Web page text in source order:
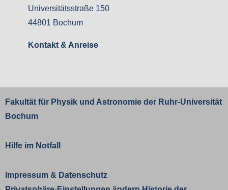
Universitätsstraße 150
44801 Bochum
Kontakt & Anreise
Fakultät für Physik und Astronomie der Ruhr-Universität
Bochum
Hilfe im Notfall
Impressum & Datenschutz